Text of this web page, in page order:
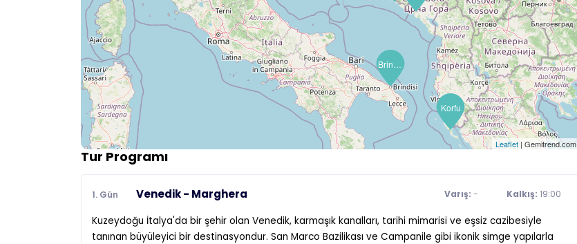
Korfu
Brindisi (Lecce)
Leaflet| Gemitrend.com
Tur Programı
1. Gün Venedik - Marghera Varış: - Kalkış: 19:00
Kuzeydoğu İtalya'da bir şehir olan Venedik, karmaşık kanalları, tarihi mimarisi ve eşsiz cazibesiyle
tanınan büyüleyici bir destinasyondur. San Marco Bazilikası ve Campanile gibi ikonik simge yapılarla